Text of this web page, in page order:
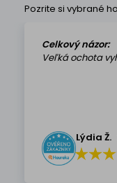
Pozrite si vybrané
Celkový názor:
Veľká ochota
Lýdia Ž.